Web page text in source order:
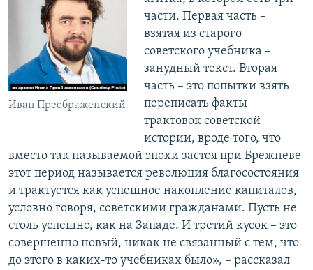
Иван Преображенский
части. Первая часть –
взятая из старого
советского учебника –
занудный текст. Вторая
часть – это попытки взять
переписать факты
трактовок советской
истории, вроде того, что
вместо так называемой эпохи застоя при Брежневе
этот период называется революция благосостояния
и трактуется как успешное накопление капиталов,
условно говоря, советскими гражданами. Пусть не
столь успешно, как на Западе. И третий кусок – это
совершенно новый, никак не связанный с тем, что
до этого в каких-то учебниках было», – рассказал